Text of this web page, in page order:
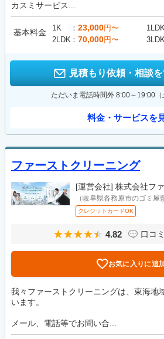
カスミサービス...
基本料金 1K 23,000円〜
2LDK
70,000円〜
見積もり依頼・相談
ただいま電話時間外 8:00～19:00（
料金・サービスを
ファーストクリーニング
[運営会社] 株式会社フ
（岐阜県各務原市のゴミ屋
クレジットカードOK
4.82 口コ
お気に入りに追
我々ファーストクリーニングは、東海地
います。
メール、電話等でお問い合...